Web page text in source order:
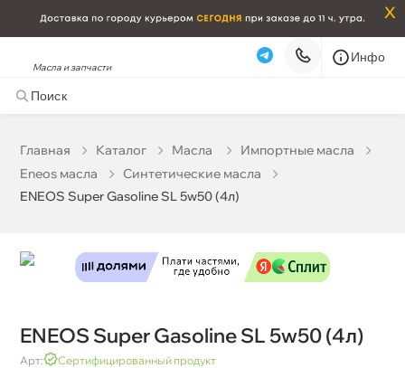
x
Масла и запчасти
Инфо
Главная Катало Масла
Импортные масла
Eneos масла
Синтетические масла
ENEOS Super Gasoline SL 5w50 (4л)
ENEOS Super Gasoline SL 5w50 (4л)
Арт: Сертифицированный продукт
Бесплатная Завтра, 06.08 (при заказе от 2000₽)
Самовывоз